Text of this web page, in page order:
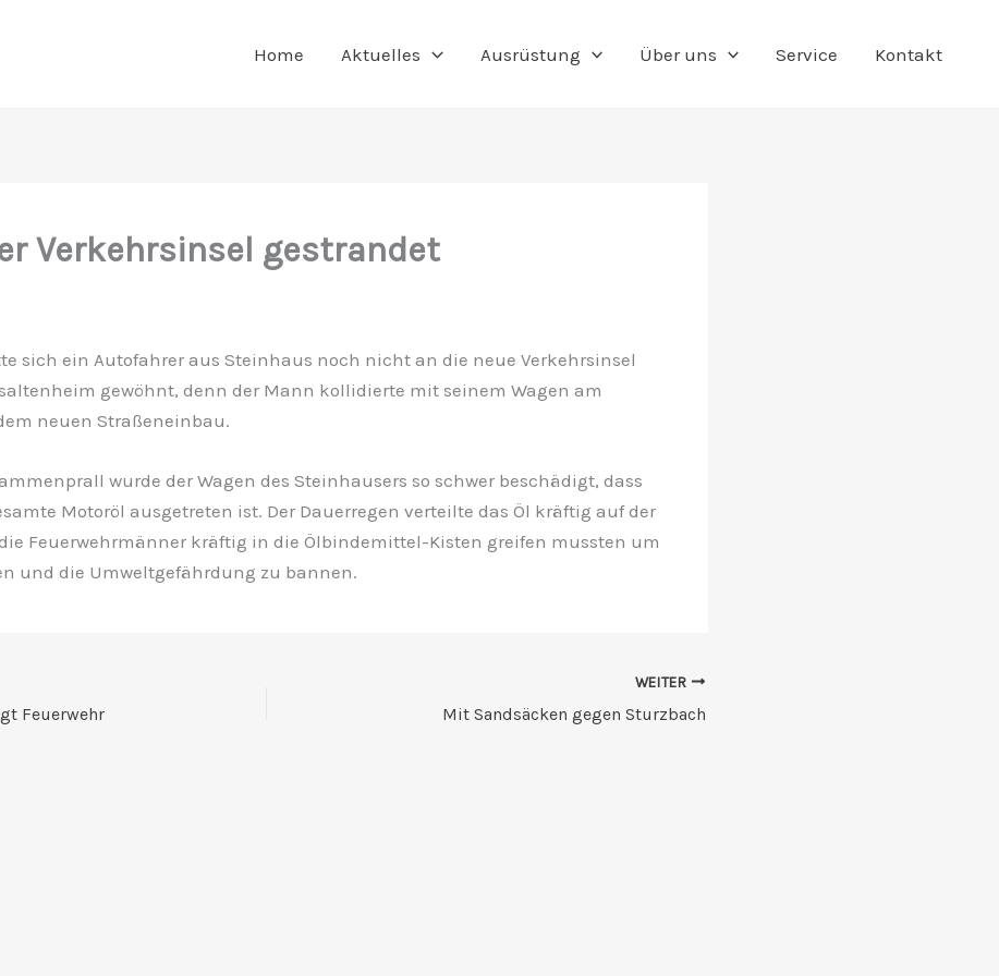
Home Aktuelles Ausrüstung Über uns Service Kontakt
Verkehrsinsel gestrandet
sich ein Autofahrer aus Steinhaus noch nicht an die neue Verkehrsinsel
gewöhnt, denn der Mann kollidierte mit seinem Wagen am
neuen Straßeneinbau.
wurde der Wagen des Steinhausers so schwer beschädigt, dass
Motoröl ausgetreten ist. Der Dauerregen verteilte das Öl kräftig auf der
Feuerwehrmänner kräftig in die Ölbindemittel-Kisten greifen mussten um
und die Umweltgefährdung zu bannen.
Feuerwehr
WEITER
Mit Sandsäcken gegen Sturzbach